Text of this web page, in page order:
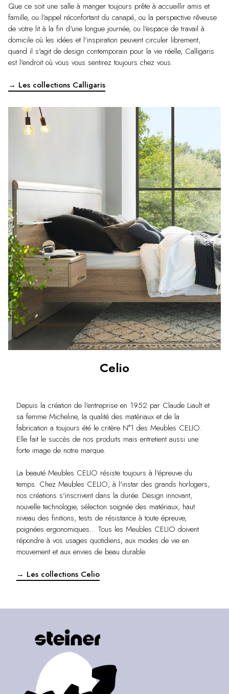
Que ce soit une salle à manger toujours prête à accueillir amis et
famille, ou l'appel réconfortant du canapé, ou la perspective rêveuse
de votre lit à la fin d'une longue journée, ou l'espace de travail à
domicile où les idées et l'inspiration peuvent circuler librement,
quand il s'agit de design contemporain pour la vie réelle, Calligaris
est l'endroit où vous vous sentirez toujours chez vous.
→ Les collections Calligaris
Celio
Depuis la création de l'entreprise en 1952 par Claude Liault et
sa femme Micheline, la qualité des matériaux et de la
fabrication a toujours été le critère N°1 des Meubles CELIO.
Elle fait le succès de nos produits mais entretient aussi une
forte image de notre marque.
La beauté Meubles CELIO résiste toujours à l'épreuve du
temps. Chez Meubles CELIO, à l'instar des grands horlogers,
nos créations s'inscrivent dans la durée. Design innovant,
nouvelle technologie, sélection soignée des matériaux, haut
niveau des finitions, tests de résistance à toute épreuve,
poignées ergonomiques... Tous les Meubles CELIO doivent
répondre à vos usages quotidiens, aux modes de vie en
mouvement et aux envies de beau durable.
→ Les collections Celio